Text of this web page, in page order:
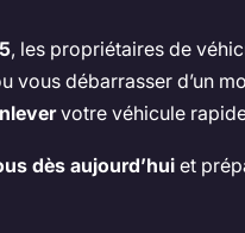
, les propriétaires de
débarrasser d’un
votre véhicule
dès aujourd’huiet